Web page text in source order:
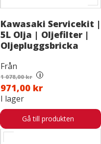
Kawasaki Servicekit |
5L Olja | Oljefilter |
Oljepluggsbricka
Från
1 078,00 kr i
971,00 kr
I lager
Gå till produkten